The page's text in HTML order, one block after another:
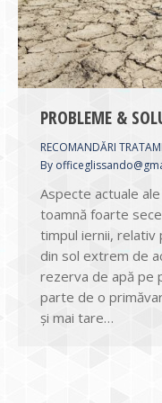
PROBLEME &
RECOMANDĂRI
By
Aspecte actuale
toamnă foarte
timpul iernii, relativ
din sol extrem de
rezerva de apă pe
parte de o
şi mai tare…